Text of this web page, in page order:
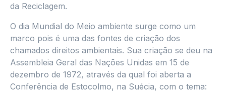
da Reciclagem.
O dia Mundial do Meio ambiente surge como um
marco pois é uma das fontes de criação dos
chamados direitos ambientais. Sua criação se deu na
Assembleia Geral das Nações Unidas em 15 de
dezembro de 1972, através da qual foi aberta a
Conferência de Estocolmo, na Suécia, com o tema: